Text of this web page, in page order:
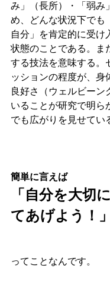
み」（長所）・「弱み
め、どんな状況下でも
自分」を肯定的に受け
状態のことである。ま
する技法を意味する。
ッションの程度が、身
良好さ（ウェルビーン
いることが研究で明ら
でも広がりを見せてい
簡単に言えば
「自分を大切
てあげよう！」
ってことなんです。